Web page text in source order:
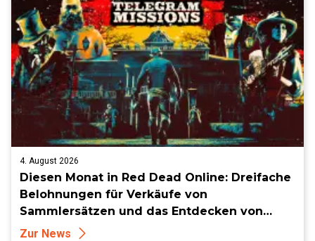
4. August 2026
Diesen Monat in Red Dead Online: Dreifache
Belohnungen für Verkäufe von
Sammlersätzen und das Entdecken von
Sammlerstücken, in Telegramm-Missionen
Zur News